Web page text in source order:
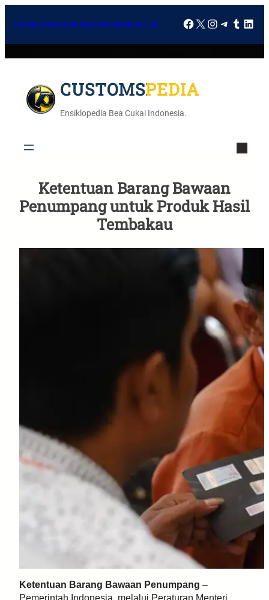
HOMEDOWNLOADFAQKONTAKABOUT US
CUSTOMSPEDIA
Ensiklopedia Bea Cukai Indonesia.
Ketentuan Barang Bawaan
Penumpang untuk Produk Hasil
Tembakau
Ketentuan Barang Bawaan Penumpang –
Pemerintah Indonesia, melalui Peraturan Menteri